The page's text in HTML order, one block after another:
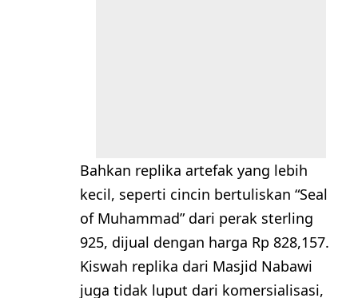
Bahkan replika artefak yang lebih
kecil, seperti cincin bertuliskan “Seal
of Muhammad” dari perak sterling
925, dijual dengan harga Rp 828,157.
Kiswah replika dari Masjid Nabawi
juga tidak luput dari komersialisasi,